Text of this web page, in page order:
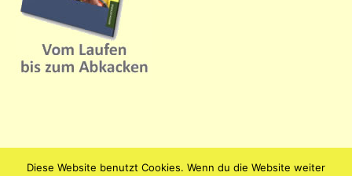
Diese Website benutzt Cookies. Wenn du die Website weiter